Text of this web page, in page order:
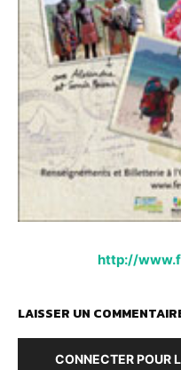
http://
LAISSER UN
CONNECTER POUR